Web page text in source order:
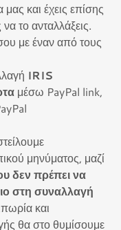
και έχεις επίσης
το ανταλλάξεις.
με έναν από τους
IRIS
μέσω PayPal link,
μηνύματος, μαζί
πρέπει να
στη συναλλαγή
και
θα στο θυμίσουμε